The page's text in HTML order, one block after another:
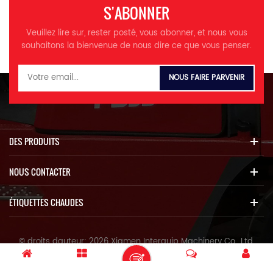
S'ABONNER
Veuillez lire sur, rester posté, vous abonner, et nous vous
souhaitons la bienvenue de nous dire ce que vous penser.
DES PRODUITS
NOUS CONTACTER
ÉTIQUETTES CHAUDES
© droits dauteur: 2026 Xiamen Interquip Machinery Co., Ltd.
Tous les droits sont réservés.